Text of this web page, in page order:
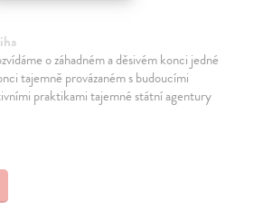
o záhadném a děsivém konci jedné
tajemně provázaném s budoucími
praktikami tajemné státní agentury